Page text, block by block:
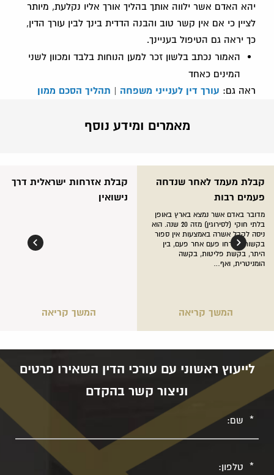
יהא האדם אשר ילווה אותך בהליך אורך אליו נקלעת, מיותר
לציין כי אם אין קשר טוב והבנה הדדית בינך לבין עורך הדין,
כך יראה גם הטיפול בעניינך.
האמור נכתב בלשון זכר למען הנוחות בלבד ומכוון לשני
המינים כאחד
ראה גם: עורך דין לענייני משפחה | תהליך הסכם ממון
מאמרים ומידע נוסף
קבלת מעמד לאחר שנדחה
פעמים רבות
מדובר באדם אשר נמצא בארץ באופן
בלתי חוקי (לסירוגין) מזה 20 שנה. הוא
ניסה לקבל אשרה באמצעות אין ספור
בקשות שנדחו פעם אחר פעם, בין
היתר, בקשת פליטות, בקשה
הומניטרית, ואף…
המשך קריאה
קבלת אזרחות ישראלית דרך
נישואין
המשך קריאה
לייעוץ ראשוני עם עורכי הדין השאירו פרטים
וניצור קשר בהקדם